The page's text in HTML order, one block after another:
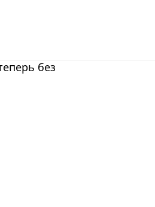
без